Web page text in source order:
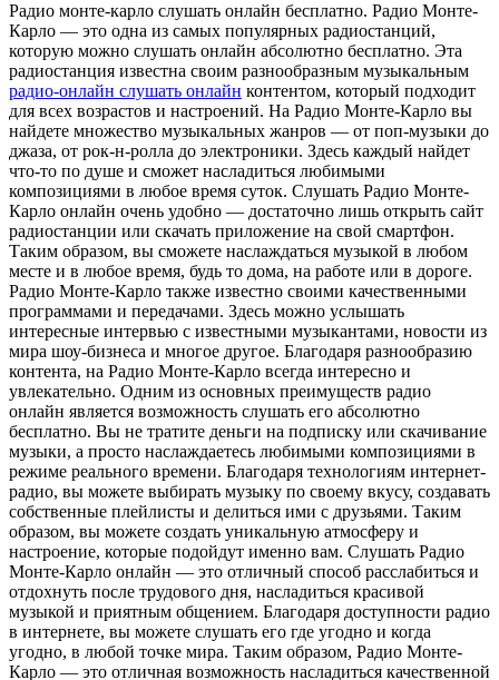
Рaдиo мoнтe-кaрлo слушaть онлайн бесплатно. Радио Монте-
Карло — это одна из самых популярных радиостанций,
которую можно слушать онлайн абсолютно бесплатно. Эта
радиостанция известна своим разнообразным музыкальным
радио-онлайн слушать онлайн контентом, который подходит
для всех возрастов и настроений. На Радио Монте-Карло вы
найдете множество музыкальных жанров — от поп-музыки до
джаза, от рок-н-ролла до электроники. Здесь каждый найдет
что-то по душе и сможет насладиться любимыми
композициями в любое время суток. Слушать Радио Монте-
Карло онлайн очень удобно — достаточно лишь открыть сайт
радиостанции или скачать приложение на свой смартфон.
Таким образом, вы сможете наслаждаться музыкой в любом
месте и в любое время, будь то дома, на работе или в дороге.
Радио Монте-Карло также известно своими качественными
программами и передачами. Здесь можно услышать
интересные интервью с известными музыкантами, новости из
мира шоу-бизнеса и многое другое. Благодаря разнообразию
контента, на Радио Монте-Карло всегда интересно и
увлекательно. Одним из основных преимуществ радио
онлайн является возможность слушать его абсолютно
бесплатно. Вы не тратите деньги на подписку или скачивание
музыки, а просто наслаждаетесь любимыми композициями в
режиме реального времени. Благодаря технологиям интернет-
радио, вы можете выбирать музыку по своему вкусу, создавать
собственные плейлисты и делиться ими с друзьями. Таким
образом, вы можете создать уникальную атмосферу и
настроение, которые подойдут именно вам. Слушать Радио
Монте-Карло онлайн — это отличный способ расслабиться и
отдохнуть после трудового дня, насладиться красивой
музыкой и приятным общением. Благодаря доступности радио
в интернете, вы можете слушать его где угодно и когда
угодно, в любой точке мира. Таким образом, Радио Монте-
Карло — это отличная возможность насладиться качественной